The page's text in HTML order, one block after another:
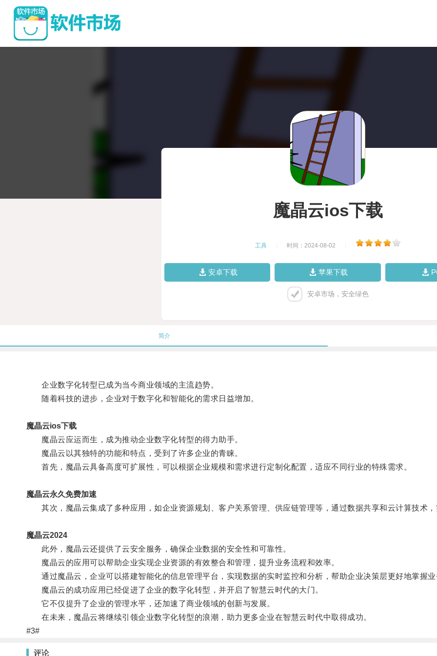
魔晶云ios下载
工具 时间：2024-08-02
安卓下载 苹果下载
安卓市场，安全绿色
简介
企业数字化转型已成为当今商业领域的主流趋势。
随着科技的进步，企业对于数字化和智能化的需求日益增加。
魔晶云ios下载
魔晶云应运而生，成为推动企业数字化转型的得力助手。
魔晶云以其独特的功能和特点，受到了许多企业的青睐。
首先，魔晶云具备高度可扩展性，可以根据企业规模和需求进行定制化配置，适应不同行业的特殊需求。
魔晶云永久免费加速
其次，魔晶云集成了多种应用，如企业资源规划、客户关系管理、供应链管理等，通过数据共享和云计算技术，
魔晶云2024
此外，魔晶云还提供了云安全服务，确保企业数据的安全性和可靠性。
魔晶云的应用可以帮助企业实现企业资源的有效整合和管理，提升业务流程和效率。
通过魔晶云，企业可以搭建智能化的信息管理平台，实现数据的实时监控和分析，帮助企业决策层更好地掌握业
魔晶云的成功应用已经促进了企业的数字化转型，并开启了智慧云时代的大门。
它不仅提升了企业的管理水平，还加速了商业领域的创新与发展。
在未来，魔晶云将继续引领企业数字化转型的浪潮，助力更多企业在智慧云时代中取得成功。
#3#
评论